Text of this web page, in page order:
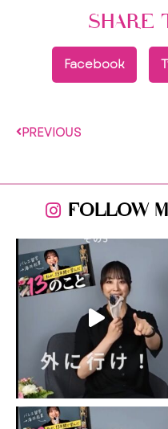
SHARE
Facebook
PREVIOUS
FOLLOW